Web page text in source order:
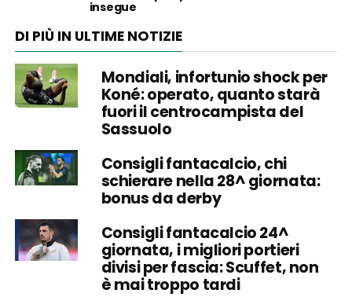
insegue
DI PIÙ IN ULTIME NOTIZIE
Mondiali, infortunio shock per
Koné: operato, quanto starà
fuori il centrocampista del
Sassuolo
Consigli fantacalcio, chi
schierare nella 28^ giornata:
bonus da derby
Consigli fantacalcio 24^
giornata, i migliori portieri
divisi per fascia: Scuffet, non
è mai troppo tardi